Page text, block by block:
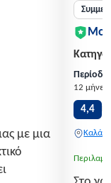
με μια
12 μήνες
4,4